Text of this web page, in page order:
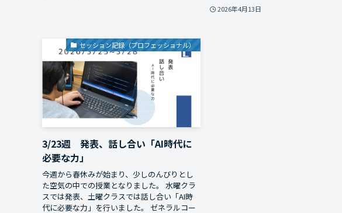
2026年4月13日
セッション記録（プロフェッショナル）
3/23週 発表、話し合い「AI時代に
必要な力」
今週から春休みが始まり、少しのんびりとし
た空気の中での授業となりました。 水曜クラ
スでは発表、土曜クラスでは話し合い「AI時
代に必要な力」を行いました。 ゼネラルコー